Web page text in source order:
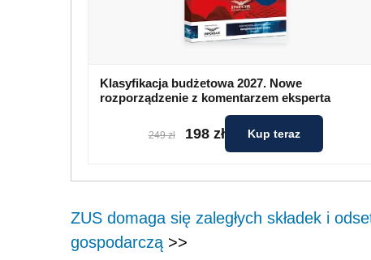
Klasyfikacja budżetowa 2027. Nowe
rozporządzenie z komentarzem eksperta
249 zł 198 zł Kup teraz
ZUS domaga się zaległych składek i
gospodarczą >>